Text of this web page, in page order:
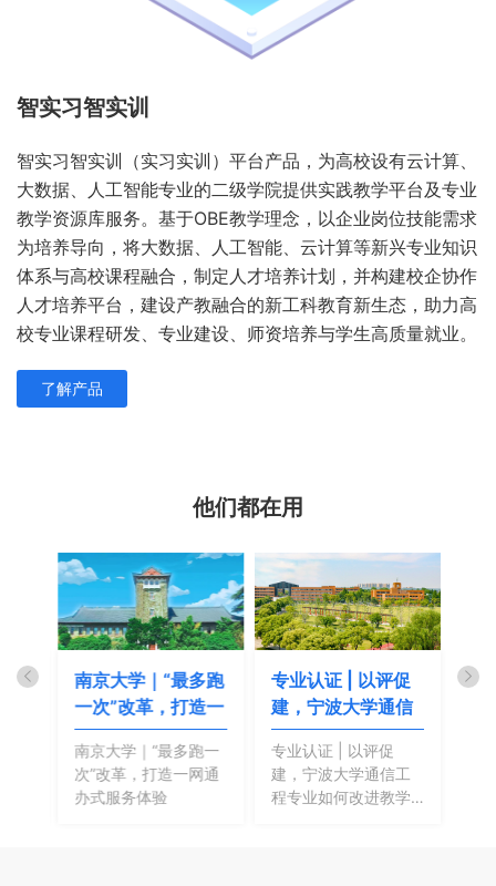
智实习智实训
智实习智实训（实习实训）平台产品，为高校设有云计算、
大数据、人工智能专业的二级学院提供实践教学平台及专业
教学资源库服务。基于OBE教学理念，以企业岗位技能需求
为培养导向，将大数据、人工智能、云计算等新兴专业知识
体系与高校课程融合，制定人才培养计划，并构建校企协作
人才培养平台，建设产教融合的新工科教育新生态，助力高
校专业课程研发、专业建设、师资培养与学生高质量就业。
了解产品
他们都在用
南京大学｜“最多跑
一次”改革，打造一
南京大学｜“最多跑一
次”改革，打造一网通
办式服务体验
专业认证 | 以评促
建，宁波大学通信
专业认证 | 以评促
建，宁波大学通信工
程专业如何改进教学
端